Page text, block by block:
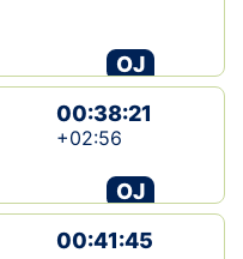
OJ
00:38:21
+02:56
OJ
00:41:45